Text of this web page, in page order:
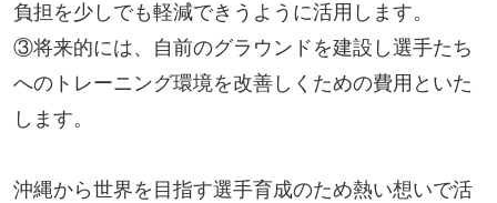
負担を少しでも軽減できうように活用します。
③将来的には、自前のグラウンドを建設し選手たち
へのトレーニング環境を改善しくための費用といた
します。
沖縄から世界を目指す選手育成のため熱い想いで活